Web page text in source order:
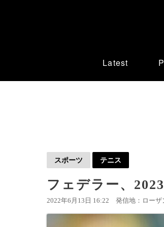
Latest
スポーツ テニス
フェデラー、
2022年6月13日 16:22 発信地：ローザ